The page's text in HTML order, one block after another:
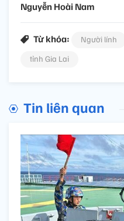
Nguyễn Hoài Nam
Từ khóa: Người lính
tỉnh Gia Lai
Tin liên quan